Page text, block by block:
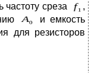
среза
,
и емкость
для резисторов